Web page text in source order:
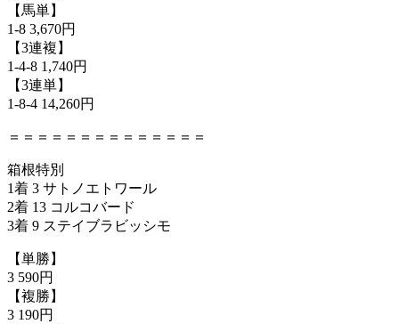
【馬単】
1-8 3,670円
【3連複】
1-4-8 1,740円
【3連単】
1-8-4 14,260円
＝＝＝＝＝＝＝＝＝＝＝＝＝＝
箱根特別
1着 3 サトノエトワール
2着 13 コルコバード
3着 9 ステイブラビッシモ
【単勝】
3 590円
【複勝】
3 190円